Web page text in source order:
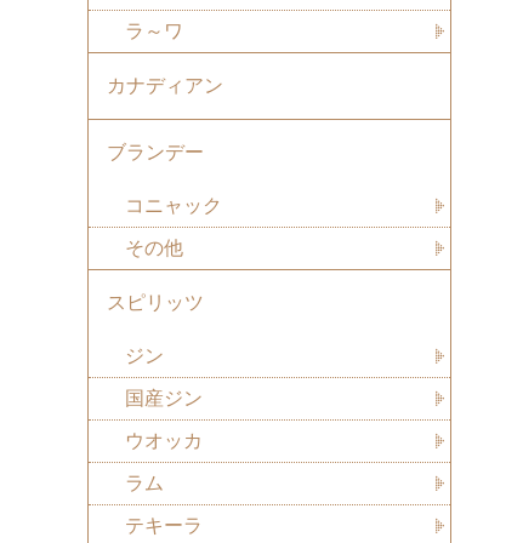
ラ～ワ
カナディアン
ブランデー
コニャック
その他
スピリッツ
ジン
国産ジン
ウオッカ
ラム
テキーラ